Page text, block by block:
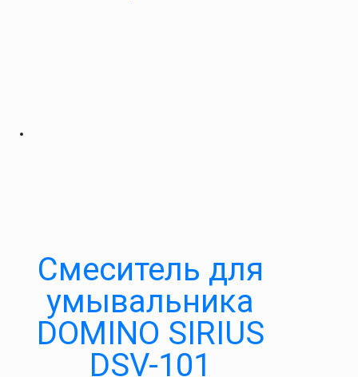
Cмеситель для
умывальника
DOMINO SIRIUS
DSV-101